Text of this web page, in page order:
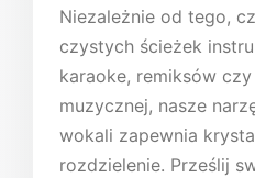
Niezależnie od tego,
czystych ścieżek
karaoke, remiksów
muzycznej, nasze
wokali zapewnia
rozdzielenie. Prześlij